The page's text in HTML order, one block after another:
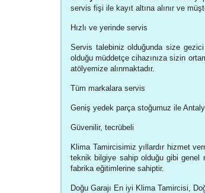
servis fişi ile kayıt altına alınır ve
Hızlı ve yerinde servis
Servis talebiniz olduğunda size
olduğu müddetçe cihazınıza sizin
atölyemize alınmaktadır.
Tüm markalara servis
Geniş yedek parça stoğumuz ile
Güvenilir, tecrübeli
Klima Tamircisimiz yıllardır hizmet
teknik bilgiye sahip olduğu gibi genel
fabrika eğitimlerine sahiptir.
Doğu Garajı En iyi Klima Tamircisi,